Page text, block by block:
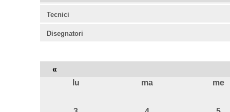
Tecnici
Disegnatori
«
lu ma me